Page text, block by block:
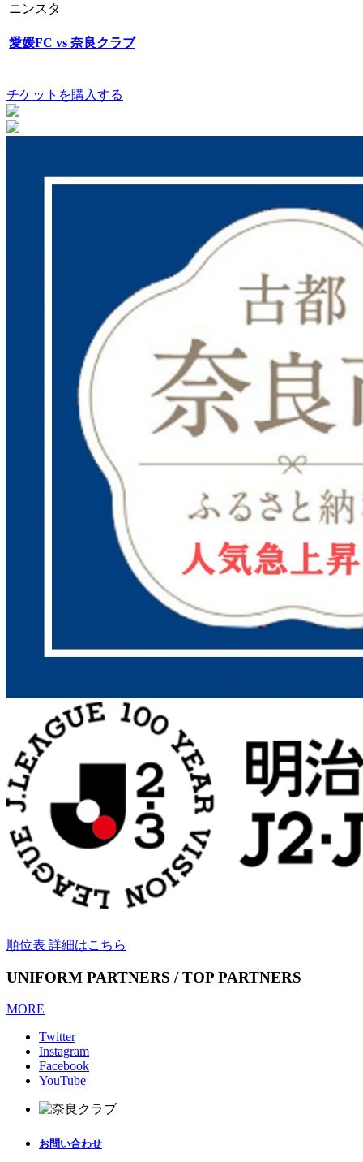
ニンスタ
愛媛FC vs 奈良クラブ
チケットを購入する
順位表 詳細はこちら
UNIFORM PARTNERS / TOP PARTNERS
MORE
Twitter
Instagram
Facebook
YouTube
お問い合わせ